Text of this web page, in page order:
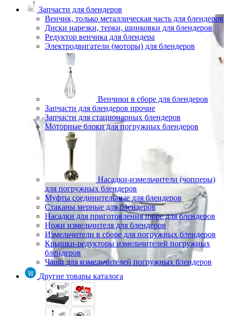
Запчасти для блендеров
Венчик, только металлическая часть для блендеров
Диски нарезки, терки, шинковки для блендеров
Редуктор венчика для блендера
Электродвигатели (моторы) для блендеров
Венчики в сборе для блендеров
Запчасти для блендеров прочие
Запчасти для стационарных блендеров
Моторные блоки для погружных блендеров
Насадки-измельчители (чопперы)
для погружных блендеров
Муфты соединительные для блендеров
Стаканы мерные для блендеров
Насадки для приготовления пюре для блендеров
Ножи измельчителя для блендеров
Измельчители в сборе для погружных блендеров
Крышки-редукторы измельчителей погружных
блендеров
Чаши для измельчителей погружных блендеров
Другие товары каталога